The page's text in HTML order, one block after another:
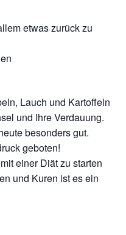
etwas zurück zu
Lauch und Kartoffeln
und Ihre Verdauung.
besonders gut.
geboten!
einer Diät zu starten
und Kuren ist es ein